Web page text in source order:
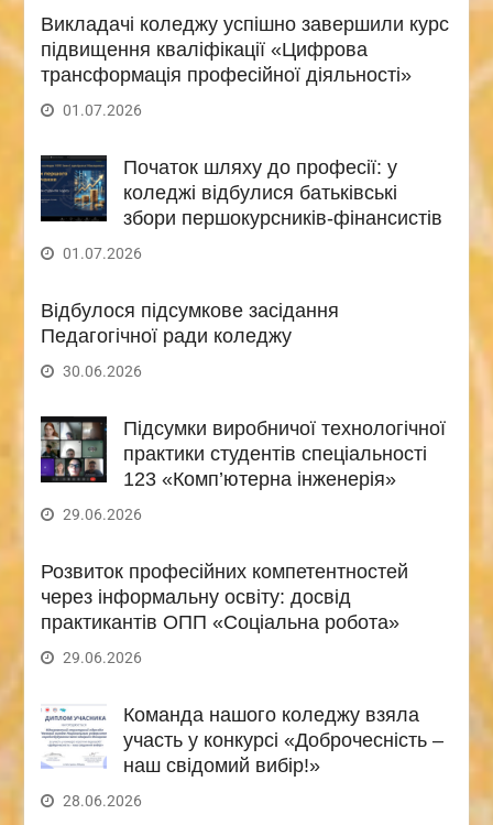
Викладачі коледжу успішно завершили курс
підвищення кваліфікації «Цифрова
трансформація професійної діяльності»
01.07.2026
Початок шляху до професії: у
коледжі відбулися батьківські
збори першокурсників-фінансистів
01.07.2026
Відбулося підсумкове засідання
Педагогічної ради коледжу
30.06.2026
Підсумки виробничої технологічної
практики студентів спеціальності
123 «Комп’ютерна інженерія»
29.06.2026
Розвиток професійних компетентностей
через інформальну освіту: досвід
практикантів ОПП «Соціальна робота»
29.06.2026
Команда нашого коледжу взяла
участь у конкурсі «Доброчесність –
наш свідомий вибір!»
28.06.2026